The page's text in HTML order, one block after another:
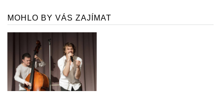
MOHLO BY VÁS ZAJÍMAT